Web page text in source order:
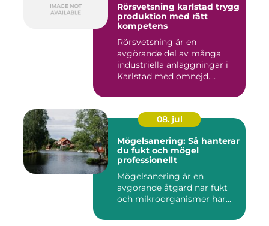
Rörsvetsning karlstad trygg
produktion med rätt
kompetens
Rörsvetsning är en
avgörande del av många
industriella anläggningar i
Karlstad med omnejd.
08. jul
Mögelsanering: Så hanterar
du fukt och mögel
professionellt
Mögelsanering är en
avgörande åtgärd när fukt
och mikroorganismer har...